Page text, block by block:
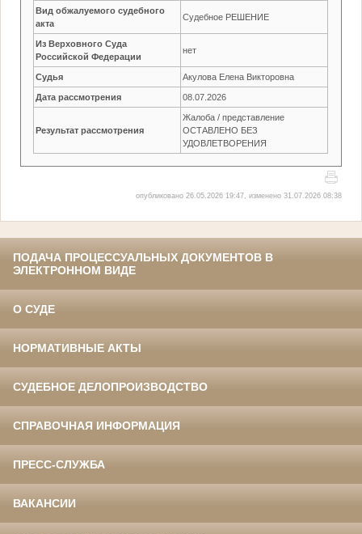
Вид обжалуемого судебного
акта
Судебное РЕШЕНИЕ
Из Верховного Суда
Российской Федерации
нет
Судья Акулова Елена Викторовна
Дата рассмотрения 08.07.2026
Результат рассмотрения
Жалоба / представление
ОСТАВЛЕНО БЕЗ
УДОВЛЕТВОРЕНИЯ
опубликовано 26.05.2026 19:47, изменено 31.07.2026 08:38
ПОДАЧА ПРОЦЕССУАЛЬНЫХ ДОКУМЕНТОВ В
ЭЛЕКТРОННОМ ВИДЕ
О СУДЕ
НОРМАТИВНЫЕ АКТЫ
СУДЕБНОЕ ДЕЛОПРОИЗВОДСТВО
СПРАВОЧНАЯ ИНФОРМАЦИЯ
ПРЕСС-СЛУЖБА
ВАКАНСИИ